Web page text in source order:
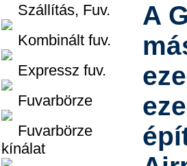
Szállítás, Fuv.
Kombinált fuv.
Expressz fuv.
Fuvarbörze
Fuvarbörze
kínálat
A